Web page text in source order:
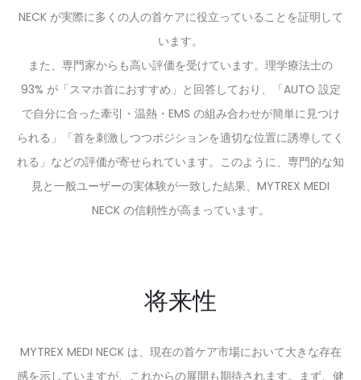
NECK が実際に多くの人の首ケアに役立っていることを証明して
います。
また、専門家からも高い評価を受けています。理学療法士の
93% が「スマホ首におすすめ」と回答しており、「AUTO 設定
で自分に合った牽引・温熱・EMS の組み合わせが簡単に見つけ
られる」「首を刺激しつつポジションを適切な位置に誘導してく
れる」などの評価が寄せられています。このように、専門的な知
見と一般ユーザーの実体験が一致した結果、MYTREX MEDI
NECK の信頼性が高まっています。
将来性
MYTREX MEDI NECK は、現在の首ケア市場において大きな存在
感を示していますが、これからの展開も期待されます。まず、健